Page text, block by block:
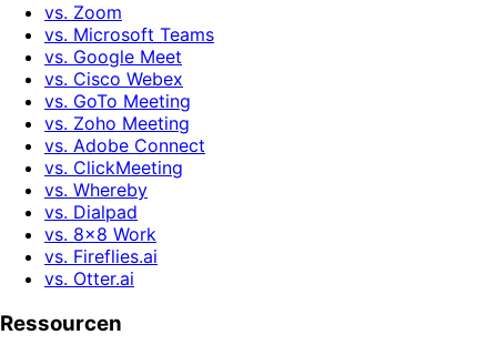
vs. Zoom
vs. Microsoft Teams
vs. Google Meet
vs. Cisco Webex
vs. GoTo Meeting
vs. Zoho Meeting
vs. Adobe Connect
vs. ClickMeeting
vs. Whereby
vs. Dialpad
vs. 8x8 Work
vs. Fireflies.ai
vs. Otter.ai
Ressourcen